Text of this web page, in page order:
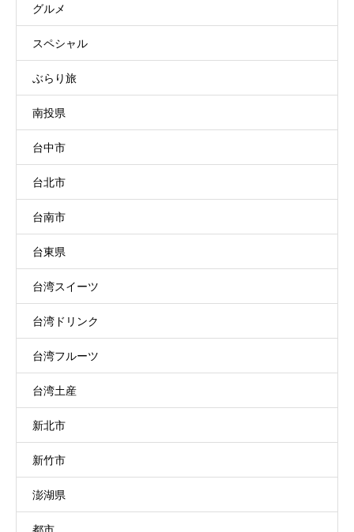
グルメ
スペシャル
ぶらり旅
南投県
台中市
台北市
台南市
台東県
台湾スイーツ
台湾ドリンク
台湾フルーツ
台湾土産
新北市
新竹市
澎湖県